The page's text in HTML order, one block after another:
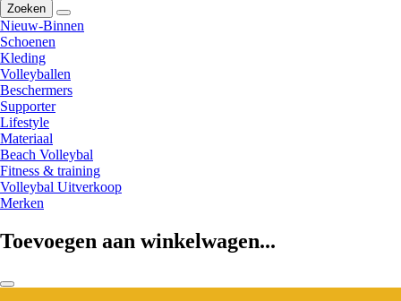
Zoeken
Nieuw-Binnen
Schoenen
Kleding
Volleyballen
Beschermers
Supporter
Lifestyle
Materiaal
Beach Volleybal
Fitness & training
Volleybal Uitverkoop
Merken
Toevoegen aan winkelwagen...